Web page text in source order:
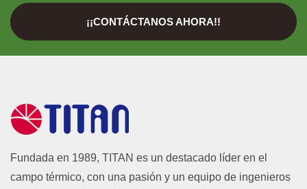
¡¡CONTÁCTANOS AHORA!!
Fundada en 1989, TITAN es un destacado líder en el
campo térmico, con una pasión y un equipo de ingenieros